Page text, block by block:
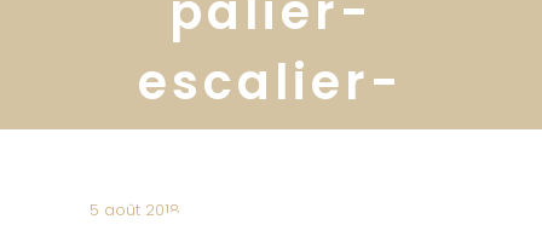
escalier-
avant-
apres14
5 août 2018